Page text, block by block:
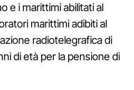
e i marittimi abilitati al
marittimi adibiti al
radiotelegrafica di
di età per la pensione di